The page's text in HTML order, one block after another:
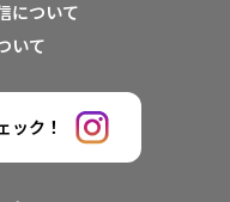
について
いて
ック！